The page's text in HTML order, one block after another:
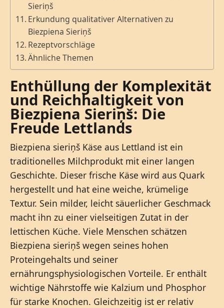
Sieriņš
Erkundung qualitativer Alternativen zu
Biezpiena Sieriņš
Rezeptvorschläge
Ähnliche Themen
Enthüllung der Komplexität
und Reichhaltigkeit von
Biezpiena Sieriņš: Die
Freude Lettlands
Biezpiena sieriņš Käse aus Lettland ist ein
traditionelles Milchprodukt mit einer langen
Geschichte. Dieser frische Käse wird aus Quark
hergestellt und hat eine weiche, krümelige
Textur. Sein milder, leicht säuerlicher Geschmack
macht ihn zu einer vielseitigen Zutat in der
lettischen Küche. Viele Menschen schätzen
Biezpiena sieriņš wegen seines hohen
Proteingehalts und seiner
ernährungsphysiologischen Vorteile. Er enthält
wichtige Nährstoffe wie Kalzium und Phosphor
für starke Knochen. Gleichzeitig ist er relativ